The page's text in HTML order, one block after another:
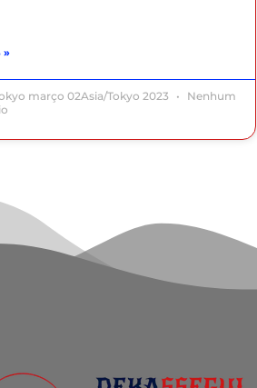
»
março 02Asia/Tokyo 2023
Nenhum